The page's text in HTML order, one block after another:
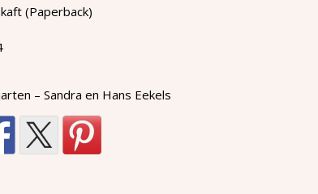
(Paperback)
– Sandra en Hans Eekels